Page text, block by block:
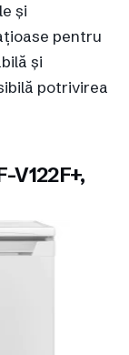
și
pentru
și
potrivirea
V122F+,